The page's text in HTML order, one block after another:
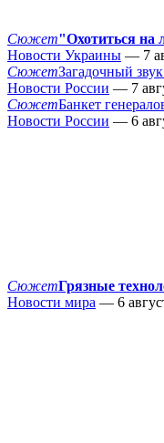
Сюжет"Охотиться на
Новости Украины — 7
СюжетЗагадочный
Новости России — 7
СюжетБанкет
Новости России — 6
СюжетГрязные
Новости мира — 6